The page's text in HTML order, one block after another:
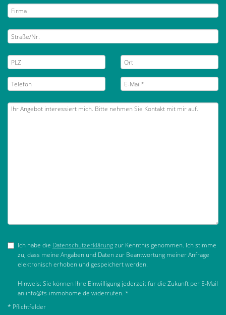
Ich habe die Datenschutzerklärungzur Kenntnis genommen. Ich stimme
zu, dass meine Angaben und Daten zur Beantwortung meiner Anfrage
elektronisch erhoben und gespeichert werden.
Hinweis: Sie können Ihre Einwilligung jederzeit für die Zukunft per E-Mail
an info@fs-immohome.de widerrufen. *
* Pflichtfelder